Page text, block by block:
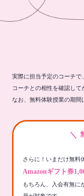
実際に担当予定のコーチで
コーチとの相性を確認して
なお、無料体験授業の期間
＼
さらに！いまだけ無料
Amazonギフト券
もちろん、入会有無に